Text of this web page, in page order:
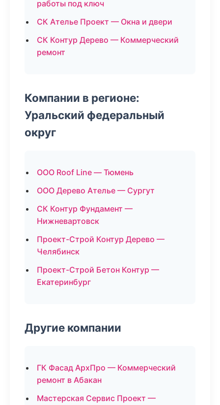
работы под ключ
СК Ателье Проект — Окна и двери
СК Контур Дерево — Коммерческий
ремонт
Компании в регионе:
Уральский федеральный
округ
ООО Roof Line — Тюмень
ООО Дерево Ателье — Сургут
СК Контур Фундамент —
Нижневартовск
Проект-Строй Контур Дерево —
Челябинск
Проект-Строй Бетон Контур —
Екатеринбург
Другие компании
ГК Фасад АрхПро — Коммерческий
ремонт в Абакан
Мастерская Сервис Проект —